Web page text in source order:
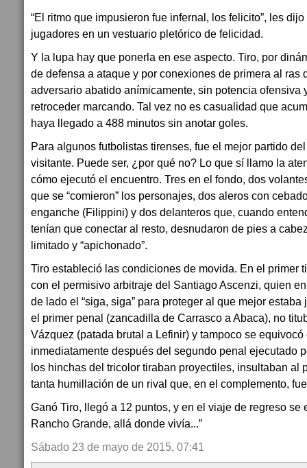
“El ritmo que impusieron fue infernal, los felicito”, les
jugadores en un vestuario pletórico de felicidad.
Y la lupa hay que ponerla en ese aspecto. Tiro, por
de defensa a ataque y por conexiones de primera al ras
adversario abatido anímicamente, sin potencia ofensiva
retroceder marcando. Tal vez no es casualidad que
haya llegado a 488 minutos sin anotar goles.
Para algunos futbolistas tirenses, fue el mejor partido
visitante. Puede ser, ¿por qué no? Lo que sí llamo la
cómo ejecutó el encuentro. Tres en el fondo, dos
que se “comieron” los personajes, dos aleros con
enganche (Filippini) y dos delanteros que, cuando
tenían que conectar al resto, desnudaron de pies a
limitado y “apichonado”.
Tiro estableció las condiciones de movida. En el primer
con el permisivo arbitraje del Santiago Ascenzi, quien
de lado el “siga, siga” para proteger al que mejor
el primer penal (zancadilla de Carrasco a Abaca), no
Vázquez (patada brutal a Lefinir) y tampoco se
inmediatamente después del segundo penal ejecutado
los hinchas del tricolor tiraban proyectiles, insultaban al
tanta humillación de un rival que, en el complemento,
Ganó Tiro, llegó a 12 puntos, y en el viaje de regreso se
Rancho Grande, allá donde vivía...”
Sábado 23 de mayo de 2015, 07:41